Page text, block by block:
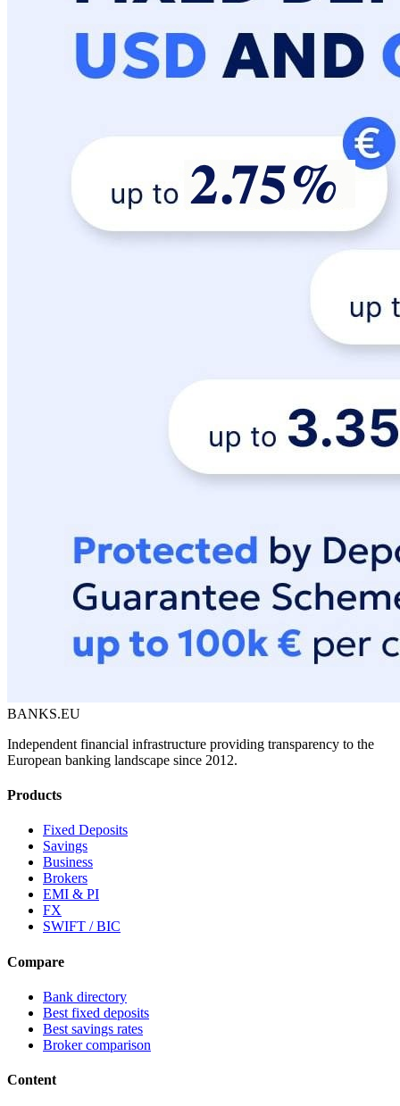
BANKS.EU
Independent financial infrastructure providing transparency to the
European banking landscape since 2012.
Products
Fixed Deposits
Savings
Business
Brokers
EMI & PI
FX
SWIFT / BIC
Compare
Bank directory
Best fixed deposits
Best savings rates
Broker comparison
Content